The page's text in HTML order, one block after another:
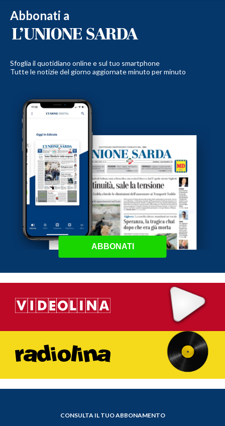
Abbonati a
Sfoglia il quotidiano online e sul tuo smartphone
Tutte le notizie del giorno aggiornate minuto per minuto
ABBONATI
CONSULTA IL TUO ABBONAMENTO